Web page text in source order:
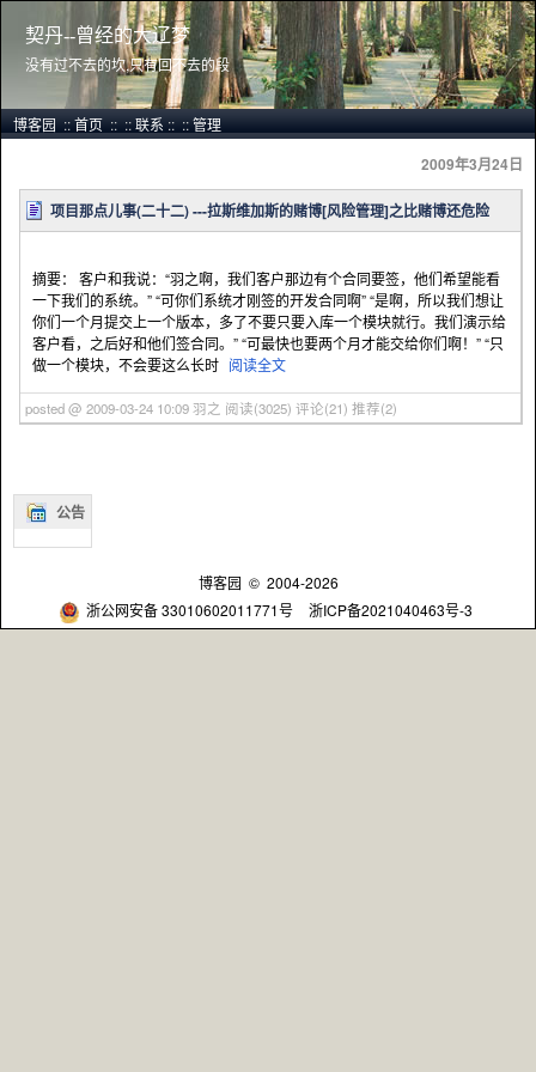
契丹--曾经的大辽梦
没有过不去的坎,只有回不去的段
博客园::首页::::联系::::管理
公告
2009年3月24日
项目那点儿事(二十二) ---拉斯维加斯的赌博[风险管理]之比赌博还危险
摘要： 客户和我说：“羽之啊，我们客户那边有个合同要签，他们希望能看
一下我们的系统。” “可你们系统才刚签的开发合同啊” “是啊，所以我们想让
你们一个月提交上一个版本，多了不要只要入库一个模块就行。我们演示给
客户看，之后好和他们签合同。” “可最快也要两个月才能交给你们啊！” “只
做一个模块，不会要这么长时 阅读全文
posted @ 2009-03-24 10:09 羽之 阅读(3025) 评论(21) 推荐(2)
博客园 © 2004-2026
浙公网安备 33010602011771号
浙ICP备2021040463号-3